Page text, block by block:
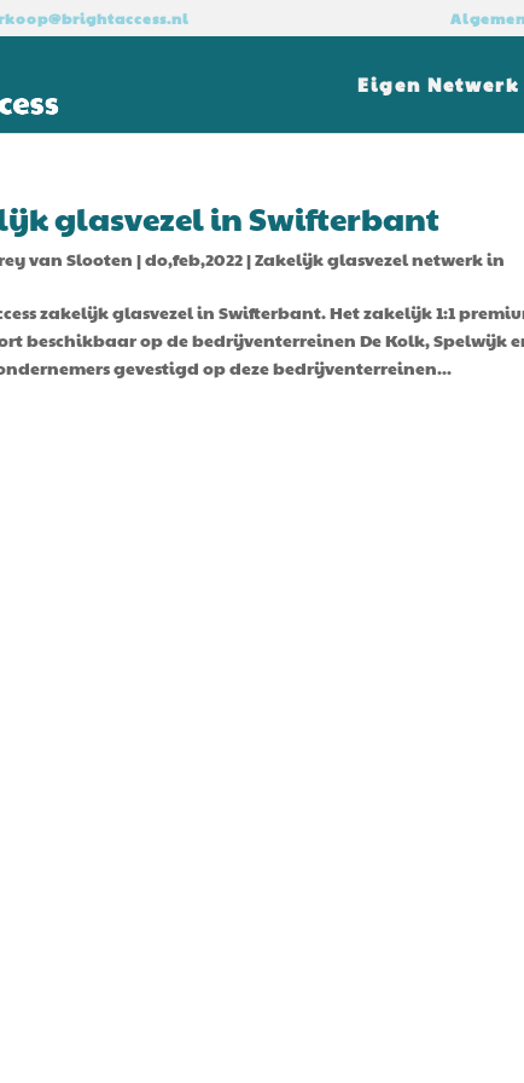
Eigen Netwerk
glasvezel in Swifterbant
van Slooten |do,feb,2022|Zakelijk glasvezel netwerk in
zakelijk glasvezel in Swifterbant. Het zakelijk 1:1
beschikbaar op de bedrijventerreinen De Kolk, Spelwijk
gevestigd op deze bedrijventerreinen...